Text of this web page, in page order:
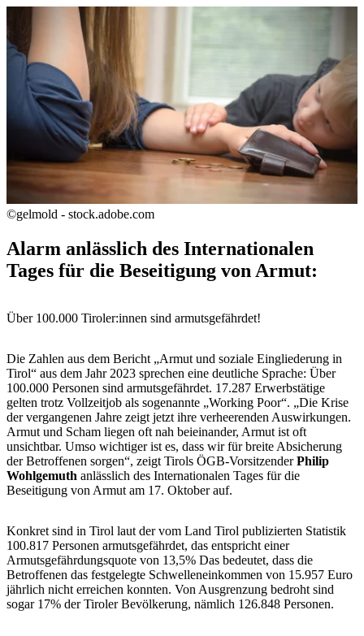
©gelmold - stock.adobe.com
Alarm anlässlich des Internationalen
Tages für die Beseitigung von Armut:
Über 100.000 Tiroler:innen sind armutsgefährdet!
Die Zahlen aus dem Bericht „Armut und soziale Eingliederung in
Tirol“ aus dem Jahr 2023 sprechen eine deutliche Sprache: Über
100.000 Personen sind armutsgefährdet. 17.287 Erwerbstätige
gelten trotz Vollzeitjob als sogenannte „Working Poor“. „Die Krise
der vergangenen Jahre zeigt jetzt ihre verheerenden Auswirkungen.
Armut und Scham liegen oft nah beieinander, Armut ist oft
unsichtbar. Umso wichtiger ist es, dass wir für breite Absicherung
der Betroffenen sorgen“, zeigt Tirols ÖGB-VorsitzenderPhilip
Wohlgemuth anlässlich des Internationalen Tages für die
Beseitigung von Armut am 17. Oktober auf.
Konkret sind in Tirol laut der vom Land Tirol publizierten Statistik
100.817 Personen armutsgefährdet, das entspricht einer
Armutsgefährdungsquote von 13,5% Das bedeutet, dass die
Betroffenen das festgelegte Schwelleneinkommen von 15.957 Euro
jährlich nicht erreichen konnten. Von Ausgrenzung bedroht sind
sogar 17% der Tiroler Bevölkerung, nämlich 126.848 Personen.